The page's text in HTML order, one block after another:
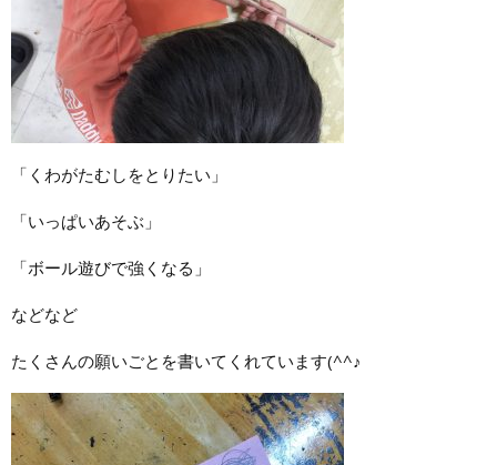
「くわがたむしをとりたい」
「いっぱいあそぶ」
「ボール遊びで強くなる」
などなど
たくさんの願いごとを書いてくれています(^^♪